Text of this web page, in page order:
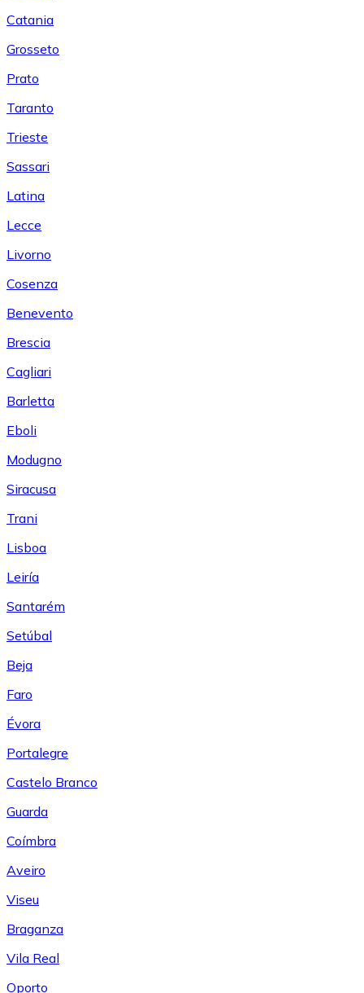
Catania
Grosseto
Prato
Taranto
Trieste
Sassari
Latina
Lecce
Livorno
Cosenza
Benevento
Brescia
Cagliari
Barletta
Eboli
Modugno
Siracusa
Trani
Lisboa
Leiría
Santarém
Setúbal
Beja
Faro
Évora
Portalegre
Castelo Branco
Guarda
Coímbra
Aveiro
Viseu
Braganza
Vila Real
Oporto